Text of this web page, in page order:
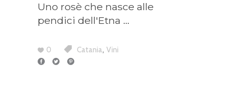
Uno rosè che nasce alle
pendici dell'Etna
0 Catania, Vini